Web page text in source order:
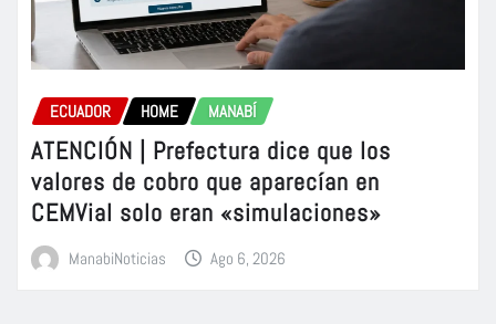
ECUADOR HOME MANABÍ
ATENCIÓN | Prefectura dice que los
valores de cobro que aparecían en
CEMVial solo eran «simulaciones»
ManabiNoticias Ago 6, 2026